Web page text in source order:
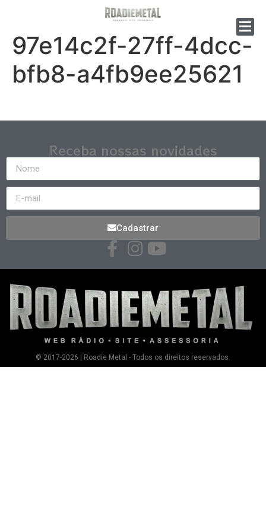
97e14c2f-27ff-4dcc-
bfb8-a4fb9ee25621
Receba nossas novidades
Cadastrar
© 2017-2026 | Roadie Metal - Todos os direitos reservados.